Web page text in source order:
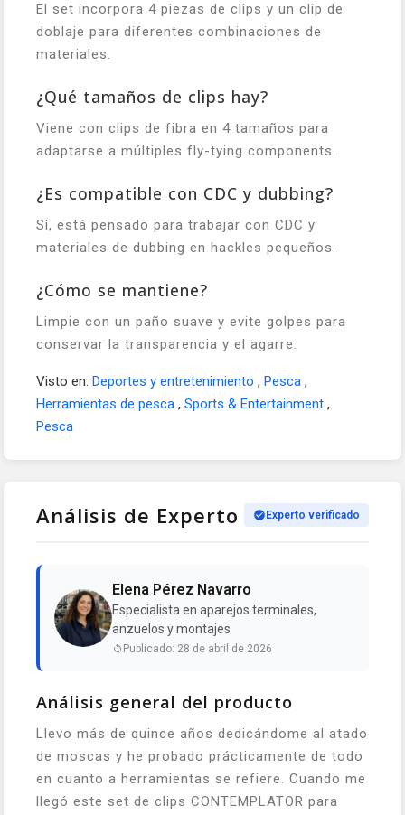
El set incorpora 4 piezas de clips y un clip de
doblaje para diferentes combinaciones de
materiales.
¿Qué tamaños de clips hay?
Viene con clips de fibra en 4 tamaños para
adaptarse a múltiples fly-tying components.
¿Es compatible con CDC y dubbing?
Sí, está pensado para trabajar con CDC y
materiales de dubbing en hackles pequeños.
¿Cómo se mantiene?
Limpie con un paño suave y evite golpes para
conservar la transparencia y el agarre.
Visto en: Deportes y entretenimiento , Pesca ,
Herramientas de pesca , Sports & Entertainment ,
Pesca
Análisis de Experto Experto verificado
Elena Pérez Navarro
Especialista en aparejos terminales,
anzuelos y montajes
Publicado: 28 de abril de 2026
Análisis general del producto
Llevo más de quince años dedicándome al atado
de moscas y he probado prácticamente de todo
en cuanto a herramientas se refiere. Cuando me
llegó este set de clips CONTEMPLATOR para